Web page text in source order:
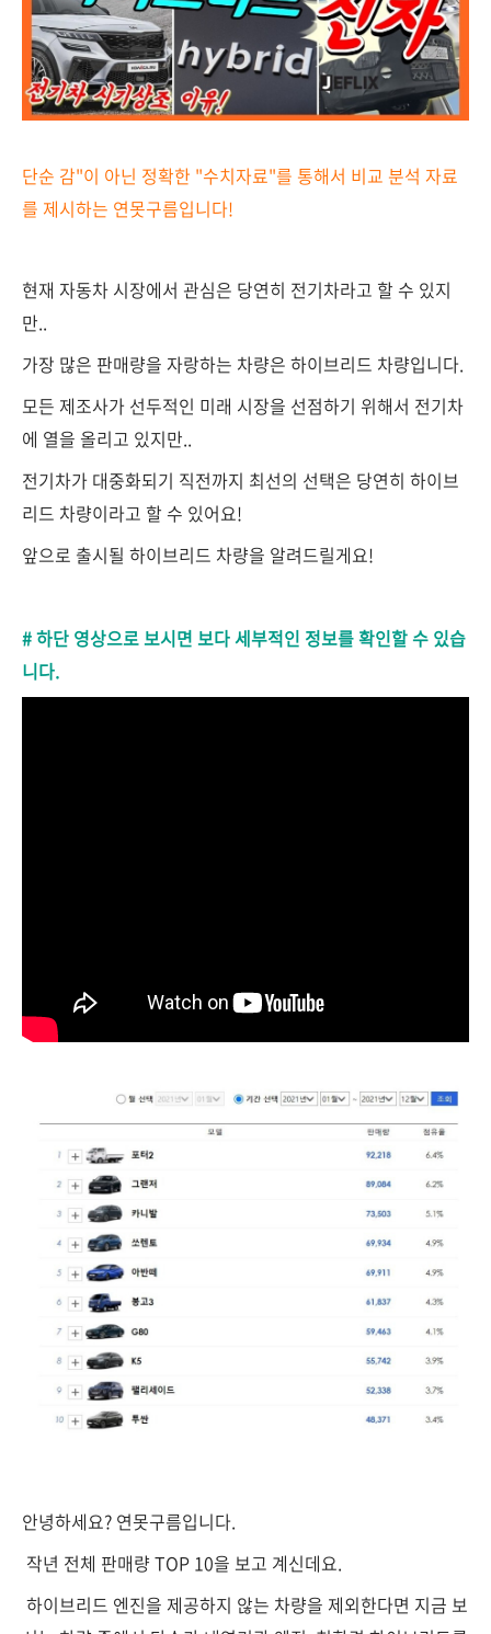
단순 감"이 아닌 정확한 "수치자료"를 통해서 비교 분석 자료
를 제시하는 연못구름입니다!
현재 자동차 시장에서 관심은 당연히 전기차라고 할 수 있지
만..
가장 많은 판매량을 자랑하는 차량은 하이브리드 차량입니다.
모든 제조사가 선두적인 미래 시장을 선점하기 위해서 전기차
에 열을 올리고 있지만..
전기차가 대중화되기 직전까지 최선의 선택은 당연히 하이브
리드 차량이라고 할 수 있어요!
앞으로 출시될 하이브리드 차량을 알려드릴게요!
# 하단 영상으로 보시면 보다 세부적인 정보를 확인할 수 있습
니다.
안녕하세요? 연못구름입니다.
작년 전체 판매량 TOP 10을 보고 계신데요.
하이브리드 엔진을 제공하지 않는 차량을 제외한다면 지금 보